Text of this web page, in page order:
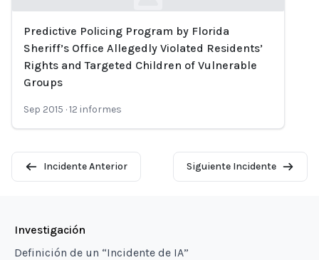
Loading...
Predictive Policing Program by Florida
Sheriff’s Office Allegedly Violated Residents’
Rights and Targeted Children of Vulnerable
Groups
Sep 2015 ·12 informes
Incidente Anterior Siguiente Incidente
Investigación
Definición de un “Incidente de IA”